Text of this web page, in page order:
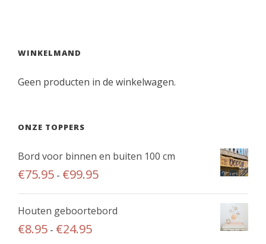
WINKELMAND
Geen producten in de winkelwagen.
ONZE TOPPERS
Bord voor binnen en buiten 100 cm
€75.95 - €99.95P
Houten geboortebord
€8.95 - €24.95P